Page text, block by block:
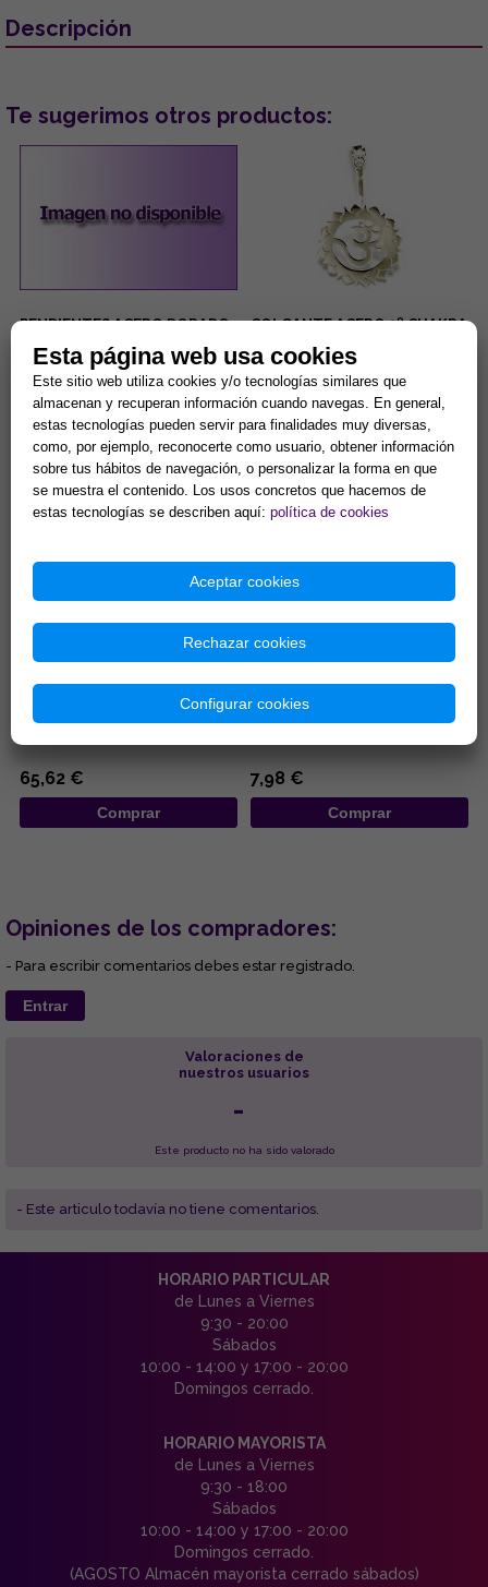
Descripción
Te sugerimos otros productos:
PENDIENTES ACERO DORADO
CON PESTAÑAS BRILLANTES
5,00 €
Comprar
COLGANTE ACERO 3º CHAKRA
(PARA DONUT)
Manipura, chakra del ombligo,
chakra del plexo solar: Se
encuentra en la parte superior
del abdomen en la zona...
8,42 €
Comprar
COLGANTE PLATA MISU-
DOMOE ZIRCONITAS
65,62 €
Comprar
COLGANTE ACERO LOBO
AULLANDO SOBRE LUNA CON
PENTACULO ENTRELAZADO
...
7,98 €
Comprar
Opiniones de los compradores:
- Para escribir comentarios debes estar registrado.
Entrar
Valoraciones de
nuestros usuarios
-
Este producto no ha sido valorado
- Este articulo todavía no tiene comentarios.
HORARIO PARTICULAR
de Lunes a Viernes
9:30 - 20:00
Sábados
10:00 - 14:00 y 17:00 - 20:00
Domingos cerrado.
HORARIO MAYORISTA
de Lunes a Viernes
9:30 - 18:00
Sábados
10:00 - 14:00 y 17:00 - 20:00
Domingos cerrado.
(AGOSTO Almacén mayorista cerrado sábados)
Esta página web usa cookies
Este sitio web utiliza cookies y/o tecnologías similares que
almacenan y recuperan información cuando navegas. En general,
estas tecnologías pueden servir para finalidades muy diversas,
como, por ejemplo, reconocerte como usuario, obtener información
sobre tus hábitos de navegación, o personalizar la forma en que
se muestra el contenido. Los usos concretos que hacemos de
estas tecnologías se describen aquí: política de cookies
Aceptar cookies
Rechazar cookies
Configurar cookies